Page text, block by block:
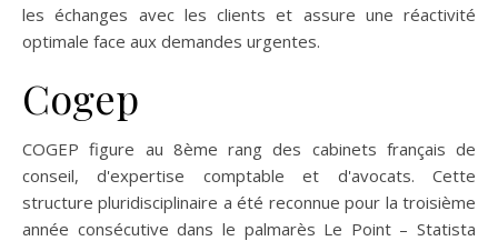
les échanges avec les clients et assure une réactivité
optimale face aux demandes urgentes.
Cogep
COGEP figure au 8ème rang des cabinets français de
conseil, d'expertise comptable et d'avocats. Cette
structure pluridisciplinaire a été reconnue pour la troisième
année consécutive dans le palmarès Le Point – Statista